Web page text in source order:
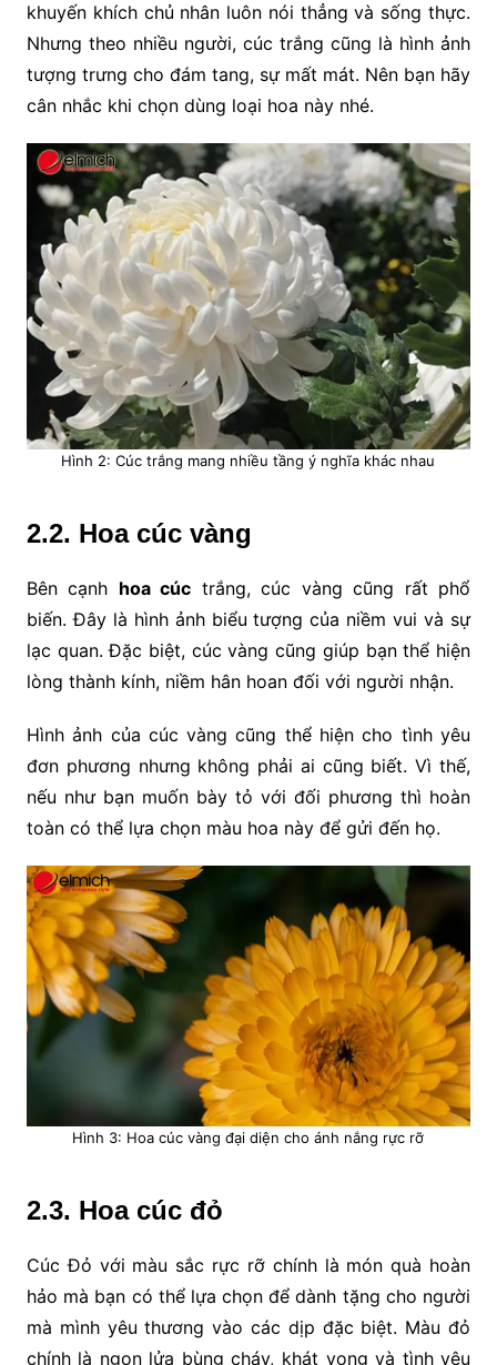
khuyến khích chủ nhân luôn nói thẳng và sống thực.
Nhưng theo nhiều người, cúc trắng cũng là hình ảnh
tượng trưng cho đám tang, sự mất mát. Nên bạn hãy
cân nhắc khi chọn dùng loại hoa này nhé.
Hình 2: Cúc trắng mang nhiều tầng ý nghĩa khác nhau
2.2. Hoa cúc vàng
Bên cạnh hoa cúc trắng, cúc vàng cũng rất phổ
biến. Đây là hình ảnh biểu tượng của niềm vui và sự
lạc quan. Đặc biệt, cúc vàng cũng giúp bạn thể hiện
lòng thành kính, niềm hân hoan đối với người nhận.
Hình ảnh của cúc vàng cũng thể hiện cho tình yêu
đơn phương nhưng không phải ai cũng biết. Vì thế,
nếu như bạn muốn bày tỏ với đối phương thì hoàn
toàn có thể lựa chọn màu hoa này để gửi đến họ.
Hình 3: Hoa cúc vàng đại diện cho ánh nắng rực rỡ
2.3. Hoa cúc đỏ
Cúc Đỏ với màu sắc rực rỡ chính là món quà hoàn
hảo mà bạn có thể lựa chọn để dành tặng cho người
mà mình yêu thương vào các dịp đặc biệt. Màu đỏ
chính là ngọn lửa bùng cháy, khát vọng và tình yêu